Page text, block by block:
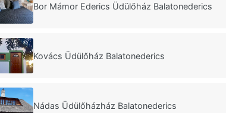
Bor Mámor Ederics Üdülőház Balatonederics
Kovács Üdülőház Balatonederics
Nádas Üdülőházház Balatonederics